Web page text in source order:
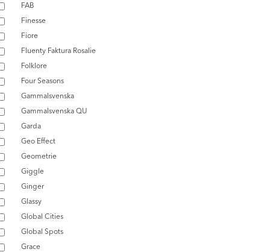
FAB
Finesse
Fiore
Fluenty Faktura Rosalie
Folklore
Four Seasons
Gammalsvenska
Gammalsvenska QU
Garda
Geo Effect
Geometrie
Giggle
Ginger
Glassy
Global Cities
Global Spots
Grace